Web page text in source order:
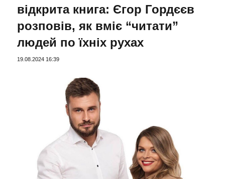
відкрита книга: Єгор Гордєєв
розповів, як вміє “читати”
людей по їхніх рухах
19.08.2024 16:39